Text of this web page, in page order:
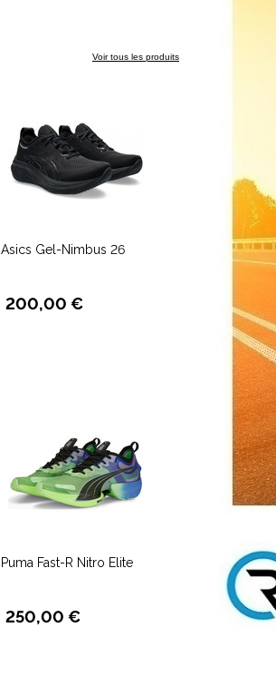
Voir tous les produits
Asics Gel-Nimbus 26
200,00 €
Puma Fast-R Nitro Elite
250,00 €